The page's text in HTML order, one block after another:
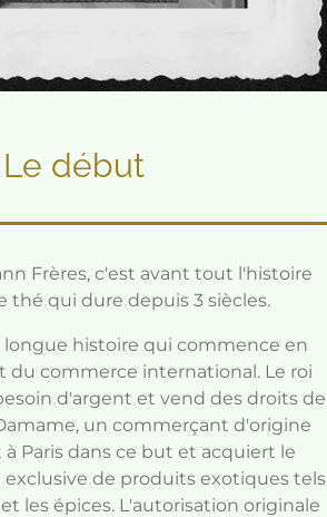
Le début
Frères, c'est avant tout l'histoire
thé qui dure depuis 3 siècles.
longue histoire qui commence en
du commerce international. Le roi
d'argent et vend des droits de
un commerçant d'origine
Paris dans ce but et acquiert le
de produits exotiques tels
les épices. L'autorisation originale